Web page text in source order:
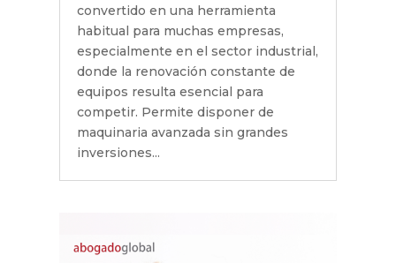
convertido en una herramienta
habitual para muchas empresas,
especialmente en el sector industrial,
donde la renovación constante de
equipos resulta esencial para
competir. Permite disponer de
maquinaria avanzada sin grandes
inversiones...